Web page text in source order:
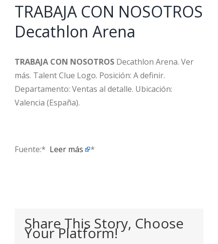
TRABAJA CON NOSOTROS
Decathlon Arena
TRABAJA CON NOSOTROS Decathlon Arena. Ver
más. Talent Clue Logo. Posición: A definir.
Departamento: Ventas al detalle. Ubicación:
Valencia (España).
Fuente:* ​ Leer más *
Share This Story, Choose
Your Platform!